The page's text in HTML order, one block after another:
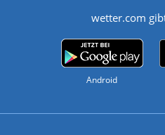
wetter.com
Android